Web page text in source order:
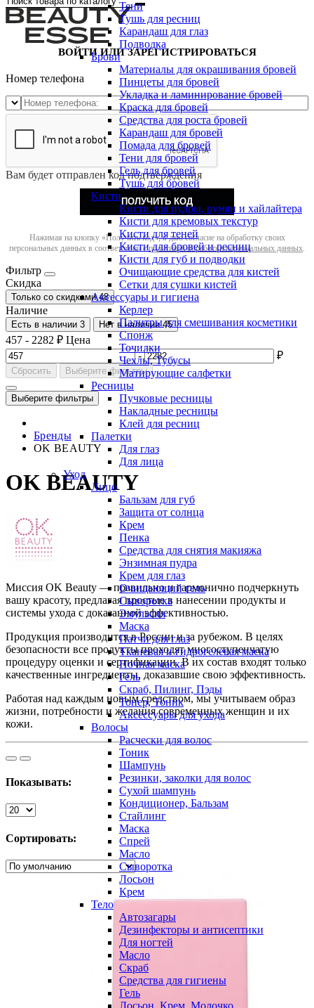
Тени
Тушь для ресниц
Карандаш для глаз
Подводка
Брови
Материалы для окрашивания бровей
Пинцеты для бровей
Укладка и ламинирование бровей
Краска для бровей
Средства для роста бровей
Карандаш для бровей
Помада для бровей
Тени для бровей
Гель для бровей
Тушь для бровей
Кисти
Кисти для пудры, румян и хайлайтера
Кисти для кремовых текстур
Кисти для теней
Кисти для бровей и ресниц
Кисти для губ и подводки
Очищающие средства для кистей
Сетки для сушки кистей
Аксессуары и гигиена
Керлер
Палитры для смешивания косметики
Спонж
Точилки
Чехлы, Тубусы
Матирующие салфетки
Ресницы
Пучковые ресницы
Накладные ресницы
Клей для ресниц
Палетки
Для глаз
Для лица
Уход
Лицо
Бальзам для губ
Защита от солнца
Крем
Пенка
Средства для снятия макияжа
Энзимная пудра
Крем для глаз
Очищающий гель
Сыворотка
Эмульсия
Маска
Патчи для глаз
Тканевая и гидрогелевая маска
Ночная маска
Гель
Скраб, Пилинг, Пэды
Тонер, Тоник
Аксессуары для ухода
Волосы
Расчески для волос
Тоник
Шампунь
Резинки, заколки для волос
Сухой шампунь
Кондиционер, Бальзам
Стайлинг
Маска
Спрей
Масло
Сыворотка
Лосьон
Крем
Тело
Автозагары
Дезинфекторы и антисептики
Для ногтей
Масло
Скраб
Средства для гигиены
Гель
Лосьон, Крем, Молочко
ВОЙТИ ИЛИ ЗАРЕГИСТРИРОВАТЬСЯ
Номер телефона
Вам будет отправлен код подтверждения
ПОЛУЧИТЬ КОД
Нажимая на кнопку «Получить код», я даю согласие на обработку своих
персональных данных в соответствии сполитикой обработки персональных данных.
Фильтр
Скидка
Только со cкидками 48
Наличие
Есть в наличии 3 Нет в наличии 45
457 - 2282 ₽ Цена
-
₽
Сбросить Выберите фильтры
Выберите фильтры
Бренды
OK BEAUTY
OK BEAUTY
Миссия OK Beauty — правильно и гармонично подчеркнуть
вашу красоту, предлагая простые в нанесении продукты и
системы ухода с доказанной эффективностью.
Продукция производится в России и за рубежом. В целях
безопасности все продукты проходят многоступенчатую
процедуру оценки и сертификации. В их состав входят только
качественные ингредиенты, доказавшие свою эффективность.
Работая над каждым новым средством, мы учитываем образ
жизни, потребности и желания современных женщин и их
кожи.
Показывать:
Сортировать: